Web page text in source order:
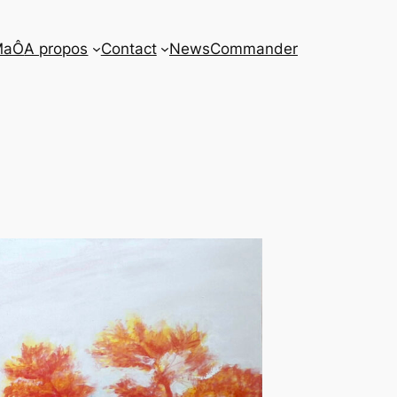
A propos Contact NewsCommander